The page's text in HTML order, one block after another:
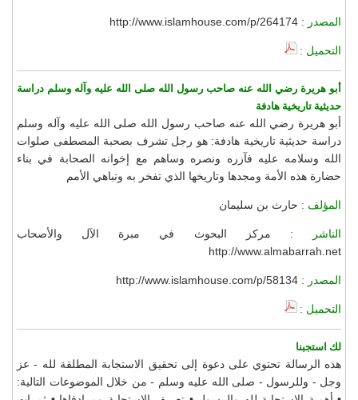
المصدر : http://www.islamhouse.com/p/264174
التحميل :
أبو هريرة رضي الله عنه صاحب رسول الله صلى الله عليه وآله وسلم دراسة
حديثية تاريخية هادفة
أبو هريرة رضي الله عنه صاحب رسول الله صلى الله عليه وآله وسلم
دراسة حديثية تاريخية هادفة: هو رجل تشرف بصحبة المصطفى صلوات
الله وسلامه عليه فآزره ونصره وساهم مع إخوانه الصحابة في بناء
حضارة هذه الأمة ومجدها وتاريخها الذي تفخر به وتباهي الأمم
المؤلف : حارث بن سليمان
الناشر : مركز البحوث في مبرة الآل والأصحاب
http://www.almabarrah.net
المصدر : http://www.islamhouse.com/p/58134
التحميل :
لك استجبنا
هذه الرسالة تحتوي على دعوة إلى تحقيق الاستجابة المطلقة لله - عز
وجل - وللرسول - صلى الله عليه وسلم - من خلال الموضوعات التالية: